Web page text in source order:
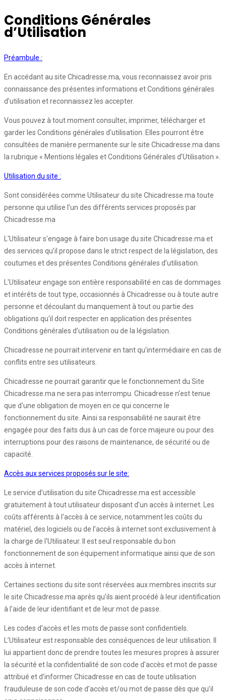
Conditions Générales
d’Utilisation
Préambule :
En accédant au site Chicadresse.ma, vous reconnaissez avoir pris
connaissance des présentes informations et Conditions générales
d'utilisation et reconnaissez les accepter.
Vous pouvez à tout moment consulter, imprimer, télécharger et
garder les Conditions générales d'utilisation. Elles pourront être
consultées de manière permanente sur le site Chicadresse.ma dans
la rubrique « Mentions légales et Conditions Générales d’Utilisation ».
Utilisation du site :
Sont considérées comme Utilisateur du site Chicadresse.ma toute
personne qui utilise l’un des différents services proposés par
Chicadresse.ma
L'Utilisateur s'engage à faire bon usage du site Chicadresse.ma et
des services qu’il propose dans le strict respect de la législation, des
coutumes et des présentes Conditions générales d'utilisation.
L'Utilisateur engage son entière responsabilité en cas de dommages
et intérêts de tout type, occasionnés à Chicadresse ou à toute autre
personne et découlant du manquement à tout ou partie des
obligations qu'il doit respecter en application des présentes
Conditions générales d'utilisation ou de la législation.
Chicadresse ne pourrait intervenir en tant qu'intermédiaire en cas de
conflits entre ses utilisateurs.
Chicadresse ne pourrait garantir que le fonctionnement du Site
Chicadresse.ma ne sera pas interrompu. Chicadresse n'est tenue
que d'une obligation de moyen en ce qui concerne le
fonctionnement du site. Ainsi sa responsabilité ne saurait être
engagée pour des faits dus à un cas de force majeure ou pour des
interruptions pour des raisons de maintenance, de sécurité ou de
capacité.
Accès aux services proposés sur le site:
Le service d’utilisation du site Chicadresse.ma est accessible
gratuitement à tout utilisateur disposant d'un accès à internet. Les
coûts afférents à l'accès à ce service, notamment les coûts du
matériel, des logiciels ou de l’accès à internet sont exclusivement à
la charge de l'Utilisateur. Il est seul responsable du bon
fonctionnement de son équipement informatique ainsi que de son
accès à internet.
Certaines sections du site sont réservées aux membres inscrits sur
le site Chicadresse.ma après qu’ils aient procédé à leur identification
à l'aide de leur identifiant et de leur mot de passe.
Les codes d'accès et les mots de passe sont confidentiels.
L’Utilisateur est responsable des conséquences de leur utilisation. Il
lui appartient donc de prendre toutes les mesures propres à assurer
la sécurité et la confidentialité de son code d'accès et mot de passe
attribué et d’informer Chicadresse en cas de toute utilisation
frauduleuse de son code d'accès et/ou mot de passe dès que qu’il